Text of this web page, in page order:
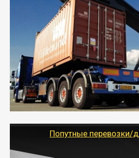
Транспорт:
Еврофура Тент от 5 до
от 10 000 руб.
- Доставка фурой до 20 т
объемов грузов, упакованных в
паллеты и россыпью в самые
России с гарантией полной
- Тайгер Логистик предоставляет
грузоперевозкам для физических
Попутные перевозки/